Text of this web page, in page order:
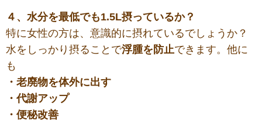
４、水分を最低でも1.5L摂っているか？
特に女性の方は、意識的に摂れているでしょうか？
水をしっかり摂ることで浮腫を防止できます。他に
も
・老廃物を体外に出す
・代謝アップ
・便秘改善